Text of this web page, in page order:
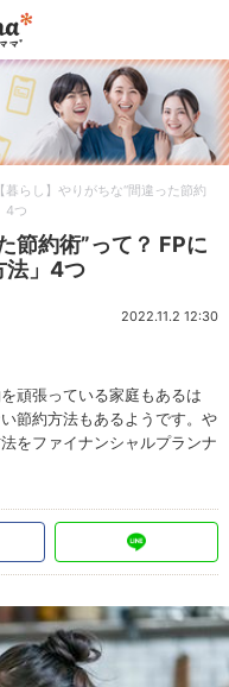
【暮らし】やりがちな“間違った節約
4つ
節約術”って？ FPに
法」4つ
2022.11.2 12:30
頑張っている家庭もあるは
節約方法もあるようです。や
をファイナンシャルプランナ